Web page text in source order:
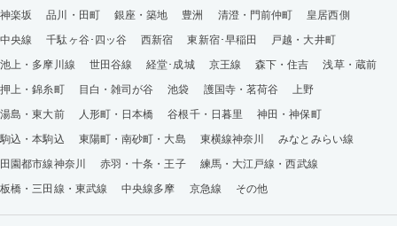
神楽坂
品川・田町 銀座・築地 豊洲 清澄・門前仲町
皇居西側
中央線
千駄ヶ谷･四ッ谷 西新宿 東新宿･早稲田
戸越・大井町
池上・多摩川線
世田谷線 経堂･成城 京王線 森下・住吉
浅草・蔵前
押上・錦糸町
目白・雑司が谷 池袋 護国寺・茗荷谷
上野
湯島・東大前
人形町・日本橋 谷根千・日暮里
神田・神保町
駒込・本駒込
東陽町・南砂町・大島 東横線神奈川
みなとみらい線
田園都市線神奈川
赤羽・十条・王子
練馬・大江戸線・西武線
板橋・三田線・東武線
中央線多摩 京急線 その他